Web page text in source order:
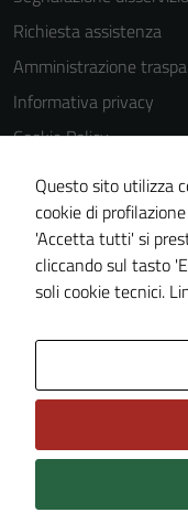
Richiesta assistenza
Amministrazione
Informativa privacy
Cookie Policy
Note legali
Dichiarazione di
Whistleblowing
Piano di
Technical
Questo sito utilizza
cookie di
'Accetta tutti' si
cliccando sul tasto
soli cookie tecnici.